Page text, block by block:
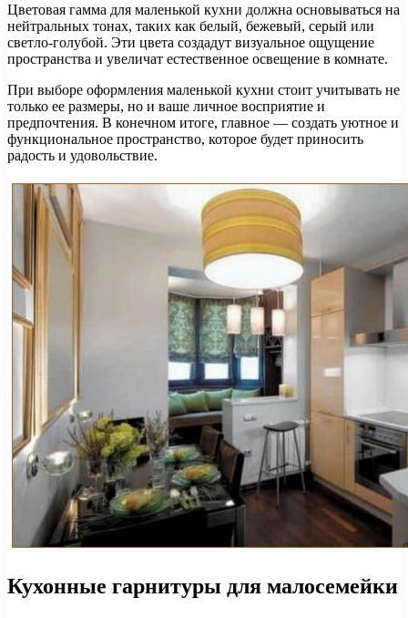
Цветовая гамма для маленькой кухни должна основываться на
нейтральных тонах, таких как белый, бежевый, серый или
светло-голубой. Эти цвета создадут визуальное ощущение
пространства и увеличат естественное освещение в комнате.
При выборе оформления маленькой кухни стоит учитывать не
только ее размеры, но и ваше личное восприятие и
предпочтения. В конечном итоге, главное — создать уютное и
функциональное пространство, которое будет приносить
радость и удовольствие.
Кухонные гарнитуры для малосемейки